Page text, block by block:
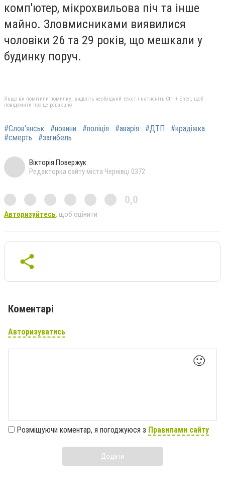
комп'ютер, мікрохвильова піч та інше
майно. Зловмисниками виявилися
чоловіки 26 та 29 років, що мешкали у
будинку поруч.
Якщо ви помітили помилку, виділіть необхідний текст і натисніть Ctrl + Enter, щоб
повідомити про це редакцію
#Слов'янськ #новини #поліція #аварія #ДТП
#крадіжка
#смерть
#загибель
Вікторія Повержук
Редакторка сайту міста Чернівці 0372
0,0
Авторизуйтесь, щоб оцінити
Коментарі
Авторизуватись
🙂
Розміщуючи коментар, я погоджуюся з Правилами сайту
Додати